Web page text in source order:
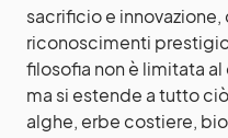
sacrificio e
riconoscimenti
filosofia non è limitata
ma si estende a tutto
alghe, erbe costiere,